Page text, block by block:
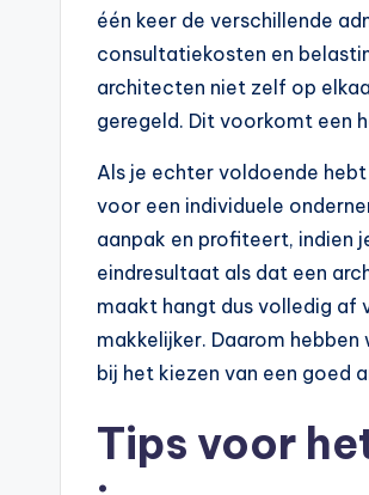
één keer de verschillende
consultatiekosten en
architecten niet zelf op
geregeld. Dit voorkomt een
Als je echter voldoende
voor een individuele
aanpak en profiteert, indien
eindresultaat als dat een
maakt hangt dus volledig af
makkelijker. Daarom
bij het kiezen van een goed
Tips voor